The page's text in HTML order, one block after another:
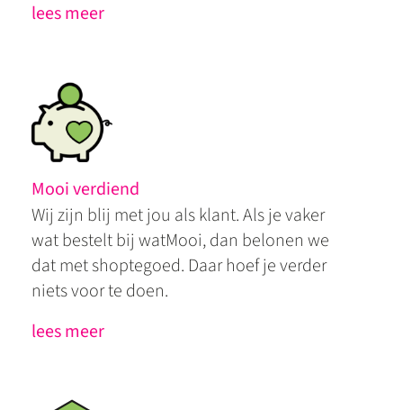
lees meer
Mooi verdiend
Wij zijn blij met jou als klant. Als je vaker
wat bestelt bij watMooi, dan belonen we
dat met shoptegoed. Daar hoef je verder
niets voor te doen.
lees meer